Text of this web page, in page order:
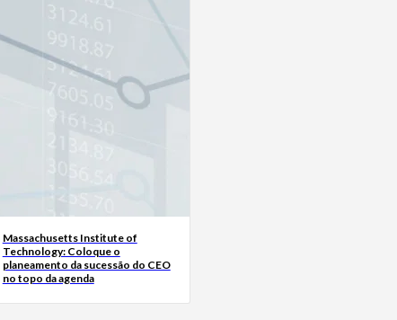
Massachusetts Institute of
Technology: Coloque o
planeamento da sucessão do CEO
no topo da agenda